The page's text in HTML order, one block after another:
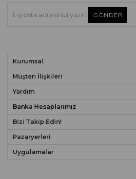
GÖNDER
Kurumsal
Müşteri İlişkileri
Yardım
Banka Hesaplarımız
Bizi Takip Edin!
Pazaryerleri
Uygulamalar